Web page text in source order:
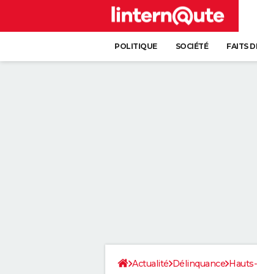
POLITIQUE SOCIÉTÉ FAITS
Actualité Délinquance